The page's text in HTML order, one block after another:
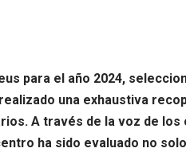
para el año 2024,
una exhaustiva
A través de la voz de
ha sido evaluado no